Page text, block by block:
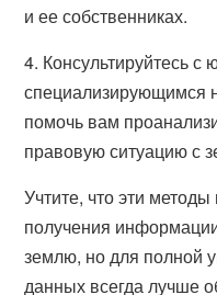
и ее собственниках.
4. Консультируйтесь с
специализирующимся
помочь вам
правовую ситуацию с
Учтите, что эти
получения
землю, но для полной
данных всегда лучше